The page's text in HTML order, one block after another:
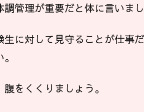
管理が重要だと体に言いまし
生に対して見守ることが仕事
をくくりましょう。